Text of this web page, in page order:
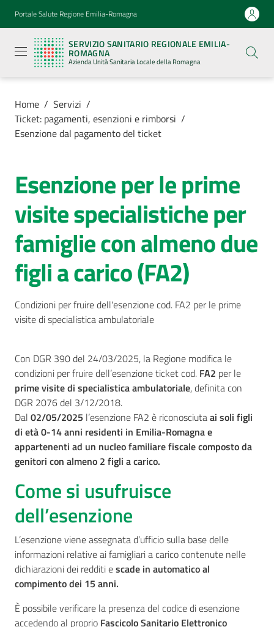
Vai al contenuto
Vai alla navigazione
Vai al footer
Portale Salute Regione Emilia-Romagna
SERVIZIO SANITARIO REGIONALE EMILIA-
ROMAGNA
Azienda Unità Sanitaria Locale della Romagna
Sanitario
Regionale
Emilia-
Romagna
Azienda
Sanitaria
Locale della
Romagna
Servizi
Menu selezionato
Luoghi
di
cura
AUSL
Comunica
Carta
dei
Servizi
Dedicato
a...
Bandi
Concorsi
Seguici
su
Home / Servizi /
Ticket: pagamenti, esenzioni e rimborsi /
Esenzione dal pagamento del ticket
Esenzione per le prime
visite specialistiche per
famiglie con almeno due
figli a carico (FA2)
Condizioni per fruire dell'esenzione cod. FA2 per le prime
visite di specialistica ambulatoriale
Con DGR 390 del 24/03/2025, la Regione modifica le
condizioni per fruire dell’esenzione ticket cod. FA2 per le
prime visite di specialistica ambulatoriale, definita con
DGR 2076 del 3/12/2018.
Dal 02/05/2025 l’esenzione FA2 è riconosciutaai soli figli
di età 0-14 anni residenti in Emilia-Romagna e
appartenenti ad un nucleo familiare fiscale composto da
genitori con almeno 2 figli a carico.
Come si usufruisce
dell’esenzione
L’esenzione viene assegnata d’ufficio sulla base delle
informazioni relative ai famigliari a carico contenute nelle
dichiarazioni dei redditi escade in automatico al
compimento dei 15 anni.
È possibile verificare la presenza del codice di esenzione
accedendo al proprio Fascicolo Sanitario Elettronico